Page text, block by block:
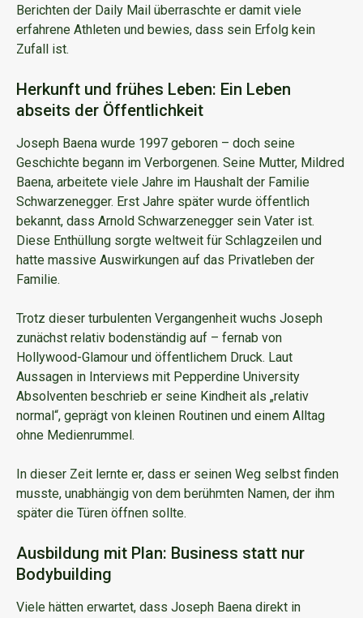
Berichten der Daily Mail überraschte er damit viele
erfahrene Athleten und bewies, dass sein Erfolg kein
Zufall ist.
Herkunft und frühes Leben: Ein Leben
abseits der Öffentlichkeit
Joseph Baena wurde 1997 geboren – doch seine
Geschichte begann im Verborgenen. Seine Mutter, Mildred
Baena, arbeitete viele Jahre im Haushalt der Familie
Schwarzenegger. Erst Jahre später wurde öffentlich
bekannt, dass Arnold Schwarzenegger sein Vater ist.
Diese Enthüllung sorgte weltweit für Schlagzeilen und
hatte massive Auswirkungen auf das Privatleben der
Familie.
Trotz dieser turbulenten Vergangenheit wuchs Joseph
zunächst relativ bodenständig auf – fernab von
Hollywood-Glamour und öffentlichem Druck. Laut
Aussagen in Interviews mit Pepperdine University
Absolventen beschrieb er seine Kindheit als „relativ
normal“, geprägt von kleinen Routinen und einem Alltag
ohne Medienrummel.
In dieser Zeit lernte er, dass er seinen Weg selbst finden
musste, unabhängig von dem berühmten Namen, der ihm
später die Türen öffnen sollte.
Ausbildung mit Plan: Business statt nur
Bodybuilding
Viele hätten erwartet, dass Joseph Baena direkt in